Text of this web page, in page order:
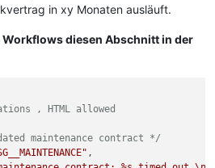
in xy Monaten ausläuft.
Workflows diesen Abschnitt in der
, HTML allowed
maintenance contract */
,